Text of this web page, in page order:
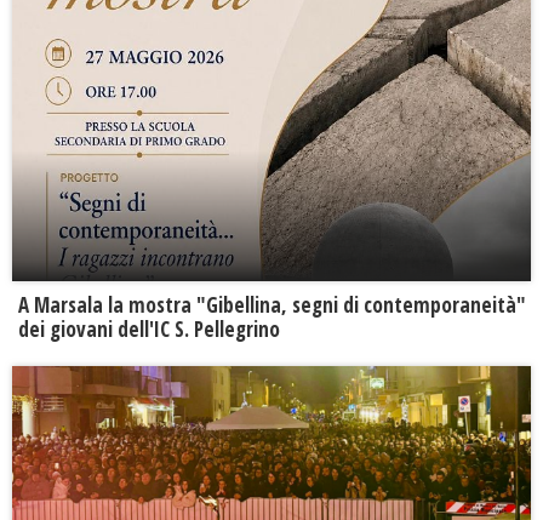
A Marsala la mostra "Gibellina, segni di contemporaneità"
dei giovani dell'IC S. Pellegrino